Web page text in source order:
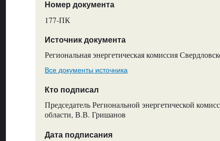
Номер документа
177-ПК
Источник документа
Региональная энергетическая комиссия
Все документы источника
Кто подписал
Председатель Региональной энергетической
области, В.В. Гришанов
Дата подписания